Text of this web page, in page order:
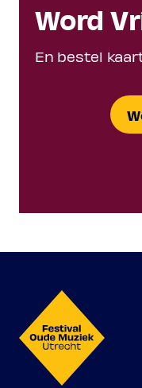
Word
En bestel